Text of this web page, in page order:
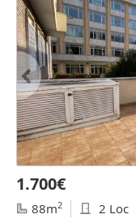
1.700€
88m2 2 Loc